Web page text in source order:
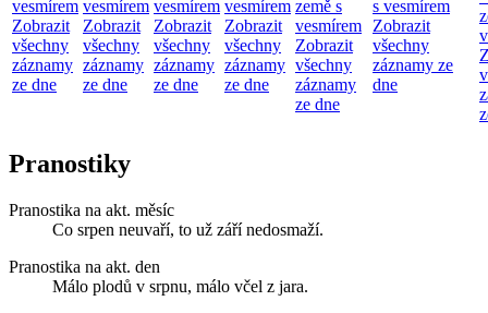
vesmírem
Zobrazit
všechny
záznamy
ze dne
vesmírem
Zobrazit
všechny
záznamy
ze dne
vesmírem
Zobrazit
všechny
záznamy
ze dne
vesmírem
Zobrazit
všechny
záznamy
ze dne
země s
vesmírem
Zobrazit
všechny
záznamy
ze dne
s vesmírem
Zobrazit
všechny
záznamy ze
dne
Pranostiky
Pranostika na akt. měsíc
Co srpen neuvaří, to už září nedosmaží.
Pranostika na akt. den
Málo plodů v srpnu, málo včel z jara.